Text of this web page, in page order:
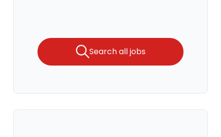
Search all jobs